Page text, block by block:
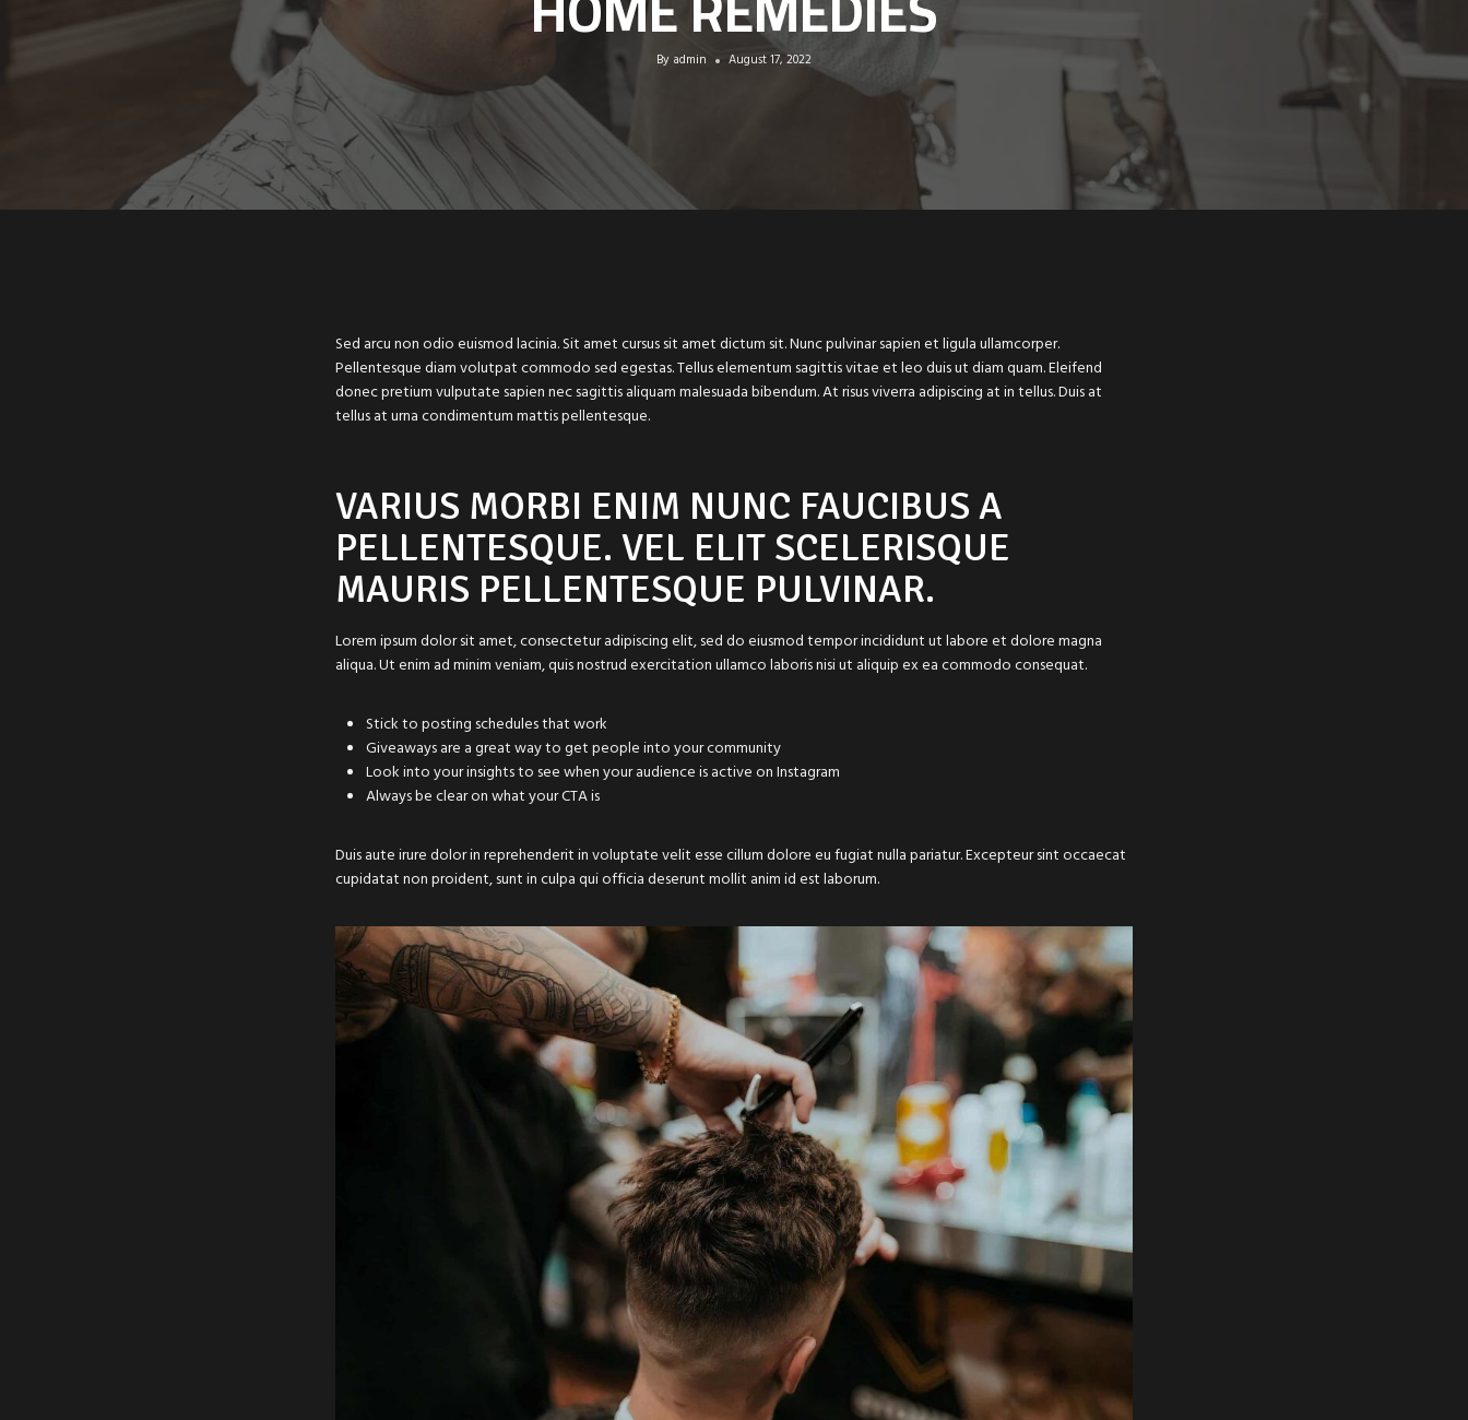
By admin August 17, 2022
Sed arcu non odio euismod lacinia. Sit amet cursus sit amet dictum sit. Nunc pulvinar sapien et ligula ullamcorper.
Pellentesque diam volutpat commodo sed egestas. Tellus elementum sagittis vitae et leo duis ut diam quam. Eleifend
donec pretium vulputate sapien nec sagittis aliquam malesuada bibendum. At risus viverra adipiscing at in tellus. Duis at
tellus at urna condimentum mattis pellentesque.
VARIUS MORBI ENIM NUNC FAUCIBUS A
PELLENTESQUE. VEL ELIT SCELERISQUE
MAURIS PELLENTESQUE PULVINAR.
Lorem ipsum dolor sit amet, consectetur adipiscing elit, sed do eiusmod tempor incididunt ut labore et dolore magna
aliqua. Ut enim ad minim veniam, quis nostrud exercitation ullamco laboris nisi ut aliquip ex ea commodo consequat.
Stick to posting schedules that work
Giveaways are a great way to get people into your community
Look into your insights to see when your audience is active on Instagram
Always be clear on what your CTA is
Duis aute irure dolor in reprehenderit in voluptate velit esse cillum dolore eu fugiat nulla pariatur. Excepteur sint occaecat
cupidatat non proident, sunt in culpa qui officia deserunt mollit anim id est laborum.